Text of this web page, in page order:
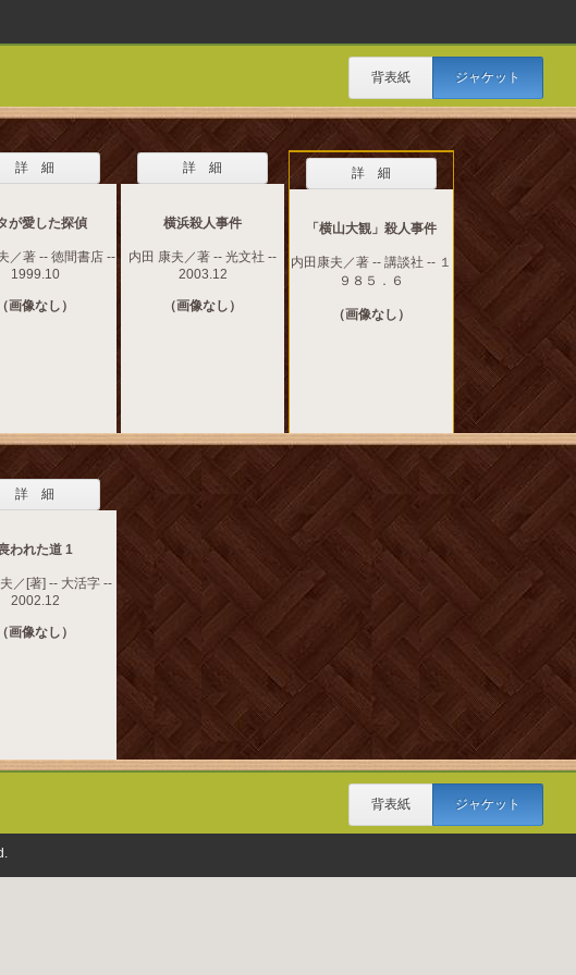
背表紙 ジャケット
詳 細
が愛した探偵
／著 -- 徳間書店 --
1999.10
（画像なし）
詳 細
横浜殺人事件
内田 康夫／著 -- 光文社 --
2003.12
（画像なし）
詳 細
「横山大観」殺人事件
内田康夫／著 -- 講談社 -- １
９８５．６
（画像なし）
詳 細
われた道 1
／[著] -- 大活字 --
2002.12
（画像なし）
背表紙 ジャケット